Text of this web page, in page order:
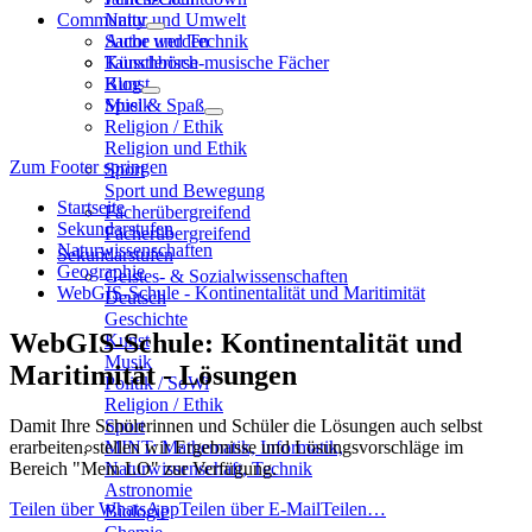
Natur und Umwelt
Sache und Technik
Künstlerisch-musische Fächer
Kunst
Musik
Religion / Ethik
Religion und Ethik
Sport
Sport und Bewegung
Fächerübergreifend
Fächerübergreifend
Sekundarstufen
Geistes- & Sozialwissenschaften
Deutsch
Geschichte
Kunst
Musik
Politik / SoWi
Religion / Ethik
Sport
MINT: Mathematik, Informatik,
Naturwissenschaft, Technik
Astronomie
Biologie
Community
Autor werden
Tauschbörse
Blog
Spiel & Spaß
Zum Footer springen
Startseite
Sekundarstufen
Naturwissenschaften
Geographie
WebGIS-Schule - Kontinentalität und Maritimität
WebGIS-Schule: Kontinentalität und
Maritimität - Lösungen
Damit Ihre Schülerinnen und Schüler die Lösungen auch selbst
erarbeiten, stellen wir Ergebnisse und Lösungsvorschläge im
Bereich "Mein LO" zur Verfügung.
Teilen über WhatsAppTeilen über E-MailTeilen…